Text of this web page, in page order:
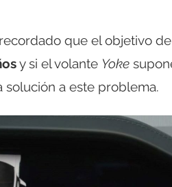
que el objetivo
y si el volante Yoke
a este problema.